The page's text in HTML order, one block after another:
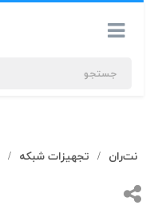
جستجوهای
شما
#کابل شبکه
نت‌ران تجهیزات شبکه